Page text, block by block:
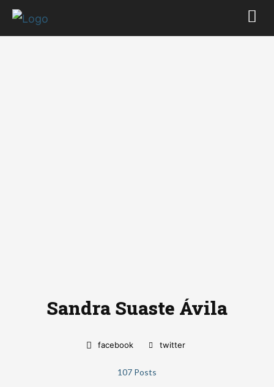
Sandra Suaste Ávila
facebook twitter
107 Posts